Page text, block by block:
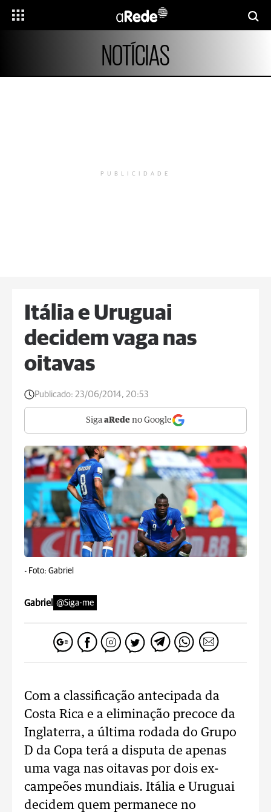
NOTÍCIAS
PUBLICIDADE
Itália e Uruguai
decidem vaga nas
oitavas
Publicado: 23/06/2014, 20:53
Siga aRede no Google
- Foto: Gabriel
Gabriel @Siga-me
Com a classificação antecipada da
Costa Rica e a eliminação precoce da
Inglaterra, a última rodada do Grupo
D da Copa terá a disputa de apenas
uma vaga nas oitavas por dois ex-
campeões mundiais. Itália e Uruguai
decidem quem permanece no